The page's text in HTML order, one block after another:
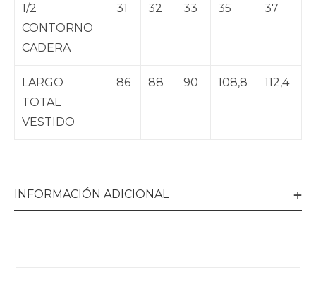
1/2
CONTORNO
CADERA
31 32 33 35 37
LARGO
TOTAL
VESTIDO
86 88 90 108,8 112,4
INFORMACIÓN ADICIONAL